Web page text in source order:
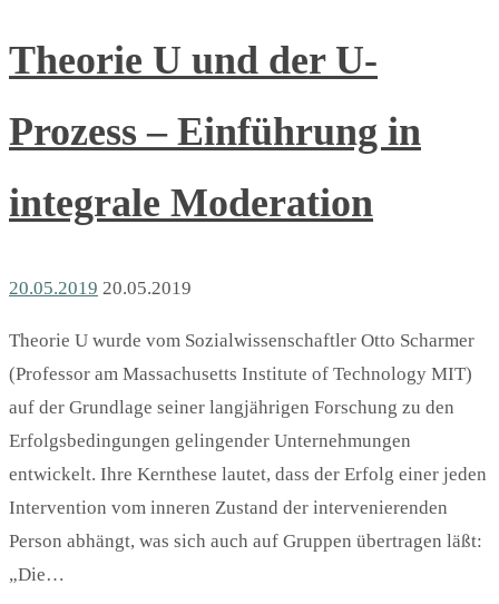
Theorie U und der U-
Prozess – Einführung in
integrale Moderation
20.05.2019 20.05.2019
Theorie U wurde vom Sozialwissenschaftler Otto Scharmer
(Professor am Massachusetts Institute of Technology MIT)
auf der Grundlage seiner langjährigen Forschung zu den
Erfolgsbedingungen gelingender Unternehmungen
entwickelt. Ihre Kernthese lautet, dass der Erfolg einer jeden
Intervention vom inneren Zustand der intervenierenden
Person abhängt, was sich auch auf Gruppen übertragen läßt:
„Die…